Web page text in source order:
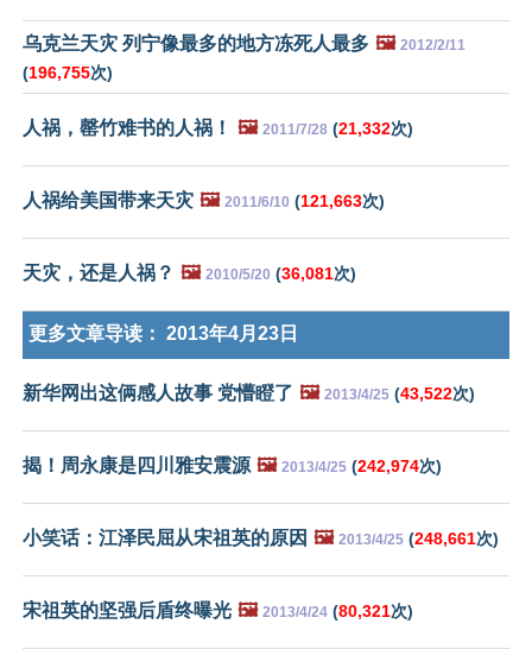
乌克兰天灾 列宁像最多的地方冻死人最多 🖼️ 2012/2/11
(196,755次)
人祸，罄竹难书的人祸！ 🖼️ 2011/7/28 (21,332次)
人祸给美国带来天灾 🖼️ 2011/6/10 (121,663次)
天灾，还是人祸？ 🖼️ 2010/5/20 (36,081次)
更多文章导读： 2013年4月23日
新华网出这俩感人故事 党懵瞪了 🖼️ 2013/4/25 (43,522次)
揭！周永康是四川雅安震源 🖼️ 2013/4/25 (242,974次)
小笑话：江泽民屈从宋祖英的原因 🖼️ 2013/4/25 (248,661次)
宋祖英的坚强后盾终曝光 🖼️ 2013/4/24 (80,321次)